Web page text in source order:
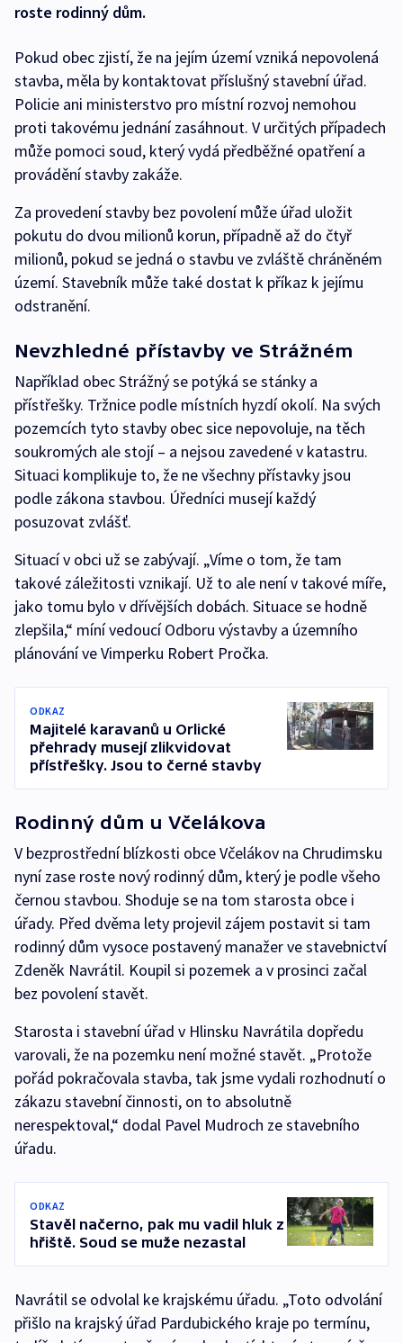
roste rodinný dům.
Pokud obec zjistí, že na jejím území vzniká nepovolená
stavba, měla by kontaktovat příslušný stavební úřad.
Policie ani ministerstvo pro místní rozvoj nemohou
proti takovému jednání zasáhnout. V určitých případech
může pomoci soud, který vydá předběžné opatření a
provádění stavby zakáže.
Za provedení stavby bez povolení může úřad uložit
pokutu do dvou milionů korun, případně až do čtyř
milionů, pokud se jedná o stavbu ve zvláště chráněném
území. Stavebník může také dostat k příkaz k jejímu
odstranění.
Nevzhledné přístavby ve Strážném
Například obec Strážný se potýká se stánky a
přístřešky. Tržnice podle místních hyzdí okolí. Na svých
pozemcích tyto stavby obec sice nepovoluje, na těch
soukromých ale stojí – a nejsou zavedené v katastru.
Situaci komplikuje to, že ne všechny přístavky jsou
podle zákona stavbou. Úředníci musejí každý
posuzovat zvlášť.
Situací v obci už se zabývají. „Víme o tom, že tam
takové záležitosti vznikají. Už to ale není v takové míře,
jako tomu bylo v dřívějších dobách. Situace se hodně
zlepšila,“ míní vedoucí Odboru výstavby a územního
plánování ve Vimperku Robert Pročka.
ODKAZ
Majitelé karavanů u Orlické
přehrady musejí zlikvidovat
přístřešky. Jsou to černé stavby
Rodinný dům u Včelákova
V bezprostřední blízkosti obce Včelákov na Chrudimsku
nyní zase roste nový rodinný dům, který je podle všeho
černou stavbou. Shoduje se na tom starosta obce i
úřady. Před dvěma lety projevil zájem postavit si tam
rodinný dům vysoce postavený manažer ve stavebnictví
Zdeněk Navrátil. Koupil si pozemek a v prosinci začal
bez povolení stavět.
Starosta i stavební úřad v Hlinsku Navrátila dopředu
varovali, že na pozemku není možné stavět. „Protože
pořád pokračovala stavba, tak jsme vydali rozhodnutí o
zákazu stavební činnosti, on to absolutně
nerespektoval,“ dodal Pavel Mudroch ze stavebního
úřadu.
ODKAZ
Stavěl načerno, pak mu vadil hluk z
hřiště. Soud se muže nezastal
Navrátil se odvolal ke krajskému úřadu. „Toto odvolání
přišlo na krajský úřad Pardubického kraje po termínu,